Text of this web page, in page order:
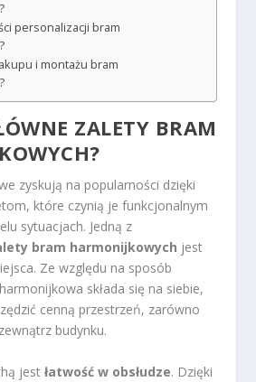
personalizacji bram
i montażu bram
ZALETY BRAM
zyskują na popularności dzięki
które czynią je funkcjonalnym
sytuacjach. Jedną z
bram harmonijkowych jest
Ze względu na sposób
składa się na siebie,
cenną przestrzeń, zarówno
budynku.
jestłatwość w obsłudze. Dzięki